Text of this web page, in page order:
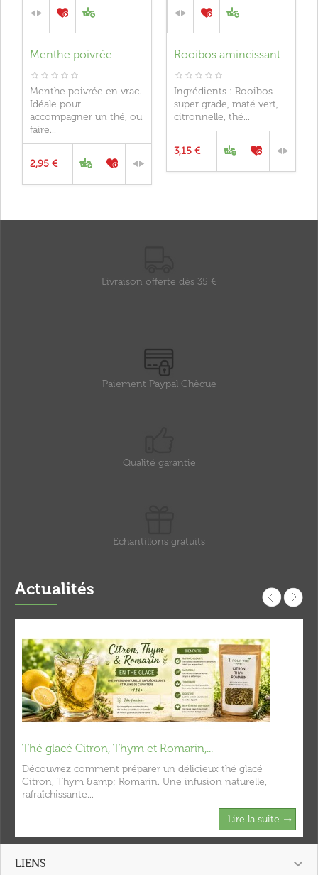
Menthe poivrée
Menthe poivrée en vrac.
Idéale pour
accompagner un thé, ou
faire...
2,95 €
Rooibos amincissant
Ingrédients : Rooibos
super grade, maté vert,
citronnelle, thé...
3,15 €
Livraison offerte dès 35 €
Paiement Paypal Chèque
Qualité garantie
Echantillons gratuits
Actualités
Thé glacé Citron, Thym et Romarin,...
Découvrez comment préparer un délicieux thé glacé
Citron, Thym &amp; Romarin. Une infusion naturelle,
rafraîchissante...
Lire la suite
LIENS 